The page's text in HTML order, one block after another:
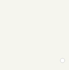
1